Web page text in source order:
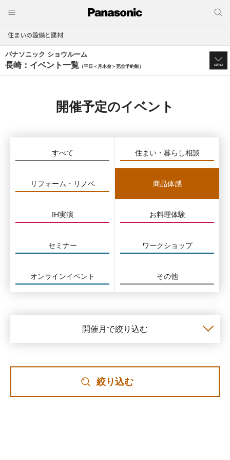
住まいの設備と建材
パナソニック ショウルーム
長崎：イベント一覧 （平日＜月木金＞完全予約制） MENU
開催予定のイベント
すべて 住まい・暮らし相談
リフォーム・リノベ 商品体感
IH実演 お料理体験
セミナー ワークショップ
オンラインイベント その他
開催月で絞り込む
絞り込む